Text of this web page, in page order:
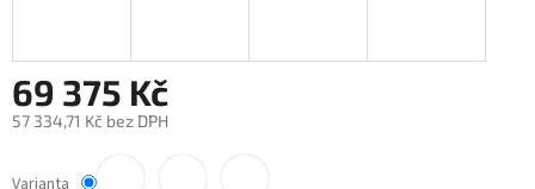
69 375 Kč
57 334,71 Kč bez DPH
cena: